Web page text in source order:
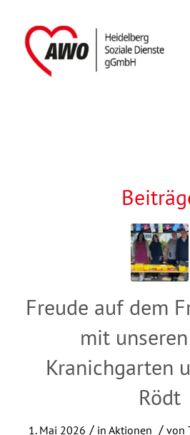
Freude auf dem
mit
Kranichgarten
Rödt
1. Mai 2026 / in Aktionen / von